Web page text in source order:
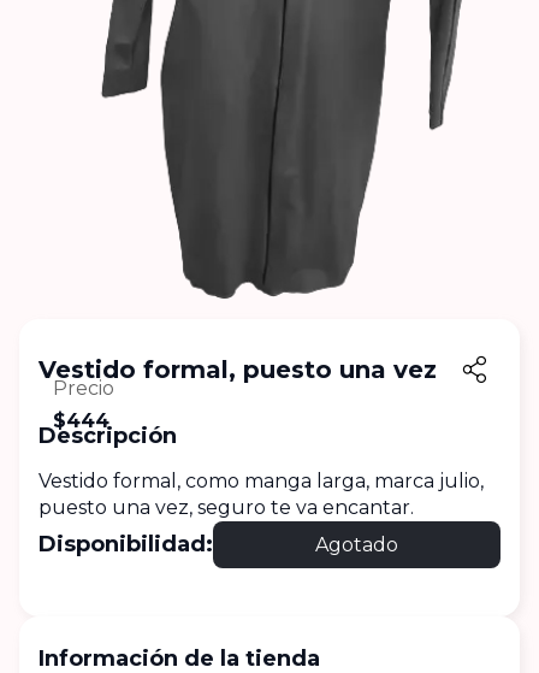
vestido formal, puesto una vez
Precio
$444
Descripción
Vestido formal, como manga larga, marca julio,
puesto una vez, seguro te va encantar.
Disponibilidad: Agotado
Información de la tienda